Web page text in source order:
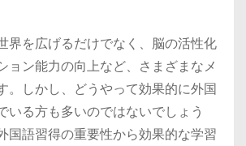
界を広げるだけでなく、脳の活性化
ョン能力の向上など、さまざまなメ
。しかし、どうやって効果的に外国
いる方も多いのではないでしょう
国語習得の重要性から効果的な学習